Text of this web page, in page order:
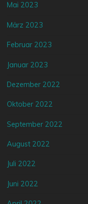
Mai 2023
März 2023
Februar 2023
Januar 2023
Dezember 2022
Oktober 2022
September 2022
August 2022
Juli 2022
Juni 2022